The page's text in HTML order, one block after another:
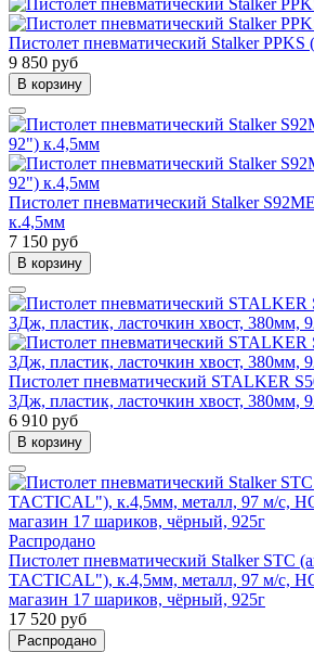
Пистолет пневматический Stalker PPKS
9 850 руб
В корзину
Пистолет пневматический Stalker
к.4,5мм
7 150 руб
В корзину
Пистолет пневматический STALKER
3Дж, пластик, ласточкин хвост, 380мм,
6 910 руб
В корзину
Распродано
Пистолет пневматический Stalker STC
TACTICAL"), к.4,5мм, металл, 97 м/с,
магазин 17 шариков, чёрный, 925г
17 520 руб
Распродано